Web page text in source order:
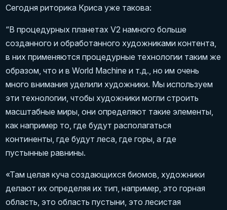
Сегодня риторика Криса уже такова:
“В процедурных планетах V2 намного больше
созданного и обработанного художниками контента,
в них применяются процедурные технологии таким же
образом, что и в World Machine и т.д., но им очень
много внимания уделили художники. Мы используем
эти технологии, чтобы художники могли строить
масштабные миры, они определяют такие элементы,
как например то, где будут располагаться
континенты, где будут леса, где горы, а где
пустынные равнины.
«Там целая куча создающихся биомов, художники
делают их определяя их тип, например, это горная
область, это область пустыни, это лесистая